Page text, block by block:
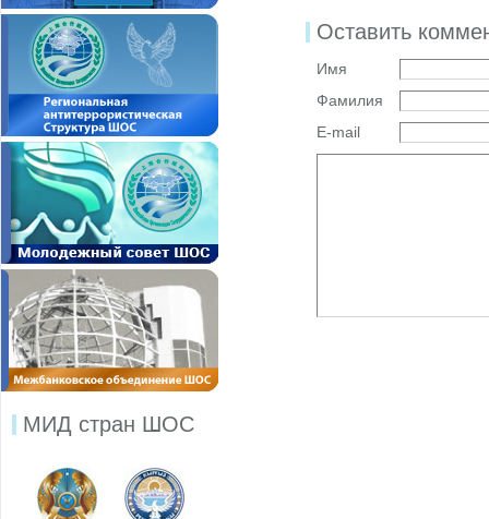
МИД стран ШОС
Оставить
Имя
Фамилия
E-mail